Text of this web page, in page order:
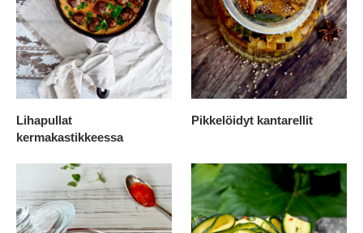
Lihapullat
kermakastikkeessa
Pikkelöidyt kantarellit